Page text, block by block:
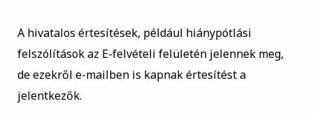
A hivatalos értesítések, például hiánypótlási
felszólítások az E-felvételi felületén jelennek meg,
de ezekről e-mailben is kapnak értesítést a
jelentkezők.